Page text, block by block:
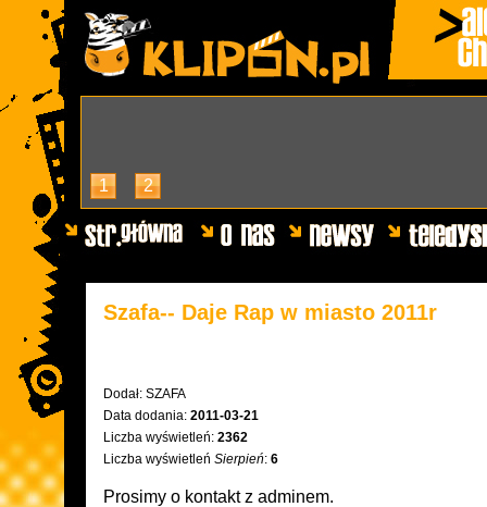
1 2
Szafa-- Daje Rap w miasto 2011r
Dodał: SZAFA
Data dodania: 2011-03-21
Liczba wyświetleń: 2362
Liczba wyświetleń Sierpień: 6
Prosimy o kontakt z adminem.